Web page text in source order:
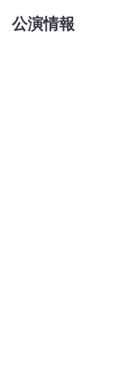
公演情報